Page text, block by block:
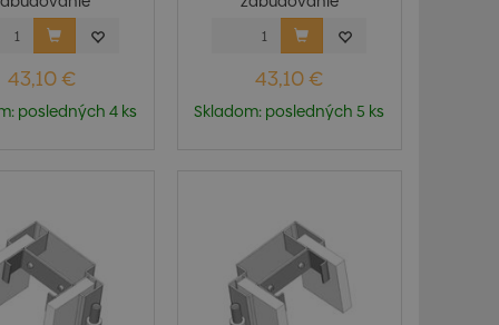
do...
43,10 €
posledných 4 ks
(pristrutkovanie) do...
43,10 €
Skladom: posledných 5 ks